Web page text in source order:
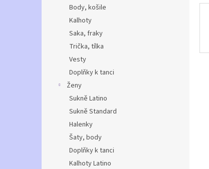
Body, košile
Kalhoty
Saka, fraky
Trička, tílka
Vesty
Doplňky k tanci
Ženy
Sukně Latino
Sukně Standard
Halenky
Šaty, body
Doplňky k tanci
Kalhoty Latino